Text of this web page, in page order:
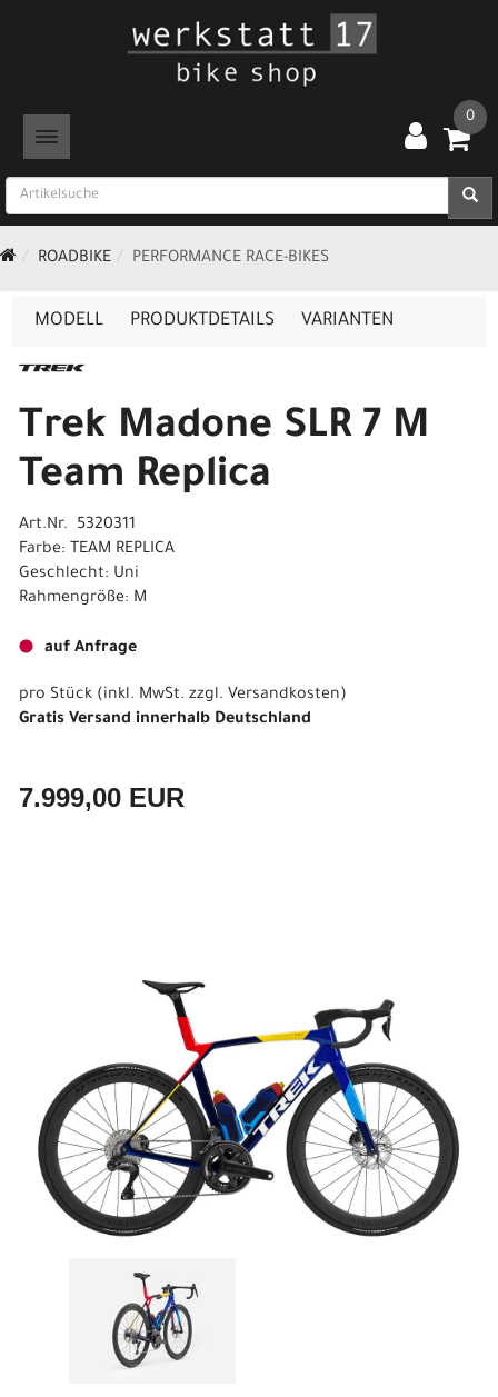
TOGGLE NAVIGATION
0
ROADBIKE PERFORMANCE RACE-BIKES
MODELL PRODUKTDETAILS VARIANTEN
Trek Madone SLR 7 M
Team Replica
Art.Nr. 5320311
Farbe: TEAM REPLICA
Geschlecht: Uni
Rahmengröße: M
auf Anfrage
pro Stück (inkl. MwSt. zzgl. Versandkosten)
Gratis Versand innerhalb Deutschland
7.999,00 EUR